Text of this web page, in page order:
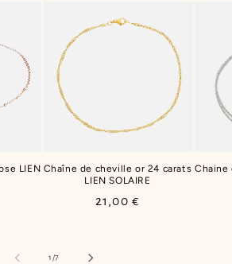
LIEN Chaîne de cheville or 24 carats
LIEN SOLAIRE
Prix
21,00 €
Chaine
1 /de
7